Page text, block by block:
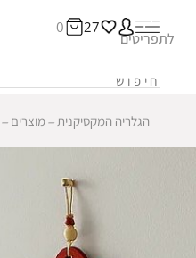
27
0
לתפריטים
הגלריה המקסיקנית ‒מוצרים ‒